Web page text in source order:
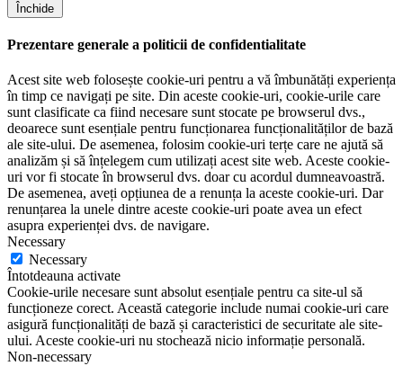
Închide
Prezentare generale a politicii de confidentialitate
Acest site web folosește cookie-uri pentru a vă îmbunătăți experiența
în timp ce navigați pe site. Din aceste cookie-uri, cookie-urile care
sunt clasificate ca fiind necesare sunt stocate pe browserul dvs.,
deoarece sunt esențiale pentru funcționarea funcționalităților de bază
ale site-ului. De asemenea, folosim cookie-uri terțe care ne ajută să
analizăm și să înțelegem cum utilizați acest site web. Aceste cookie-
uri vor fi stocate în browserul dvs. doar cu acordul dumneavoastră.
De asemenea, aveți opțiunea de a renunța la aceste cookie-uri. Dar
renunțarea la unele dintre aceste cookie-uri poate avea un efect
asupra experienței dvs. de navigare.
Necessary
Necessary
Întotdeauna activate
Cookie-urile necesare sunt absolut esențiale pentru ca site-ul să
funcționeze corect. Această categorie include numai cookie-uri care
asigură funcționalități de bază și caracteristici de securitate ale site-
ului. Aceste cookie-uri nu stochează nicio informație personală.
Non-necessary